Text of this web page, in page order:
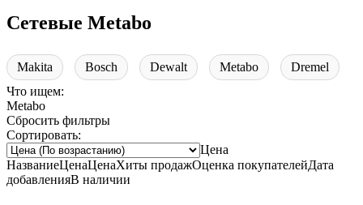
Сетевые Metabo
Makita Bosch Dewalt Metabo
Dremel
Что ищем:
Metabo
Сбросить фильтры
Сортировать:
Цена
НазваниеЦенаЦенаХиты продажОценка покупателейДата
добавленияВ наличии